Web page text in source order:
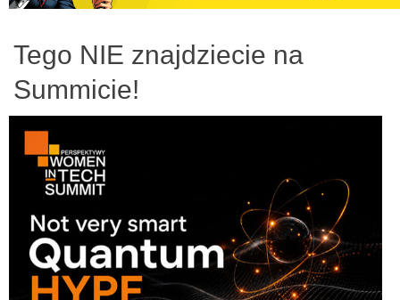
Tego NIE znajdziecie na
Summicie!